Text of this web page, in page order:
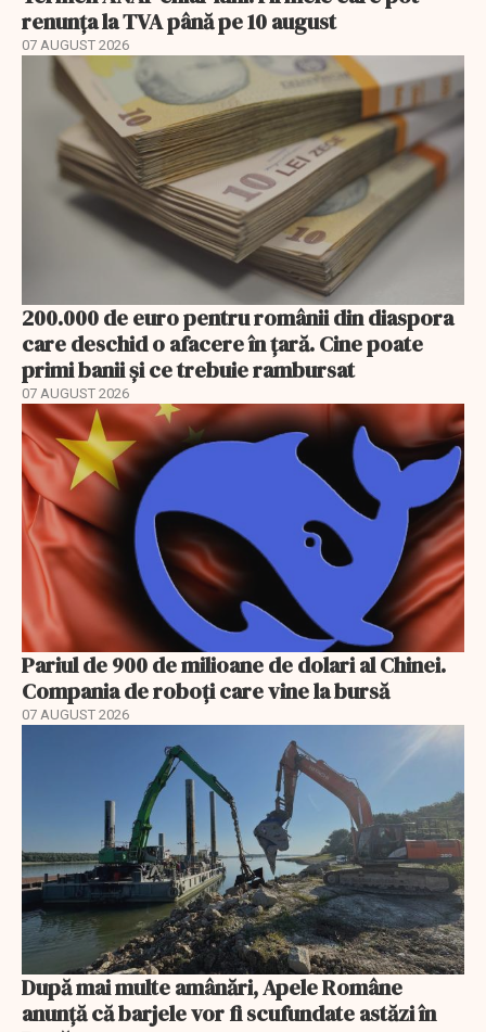
renunța la TVA până pe 10 august
07 AUGUST 2026
200.000 de euro pentru românii din diaspora
care deschid o afacere în țară. Cine poate
primi banii și ce trebuie rambursat
07 AUGUST 2026
Pariul de 900 de milioane de dolari al Chinei.
Compania de roboți care vine la bursă
07 AUGUST 2026
După mai multe amânări, Apele Române
anunță că barjele vor fi scufundate astăzi în